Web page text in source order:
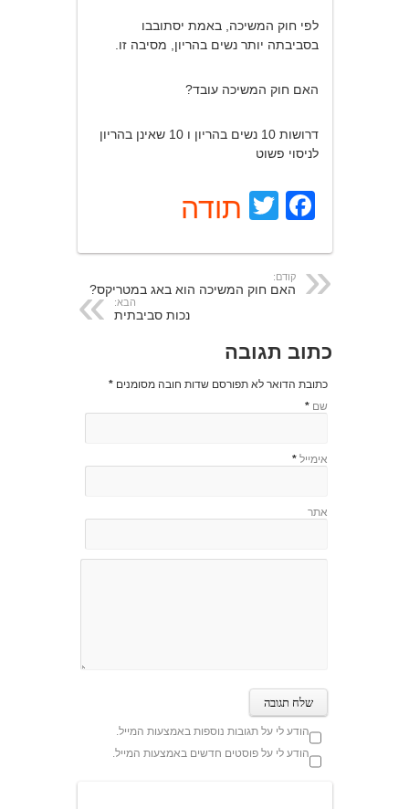
לפי חוק המשיכה, באמת יסתובבו
בסביבתה יותר נשים בהריון, מסיבה זו.
האם חוק המשיכה עובד?
דרושות 10 נשים בהריון ו 10 שאינן בהריון
לניסוי פשוט
Facebook
Twitter
תודה
קודם:
האם חוק המשיכה הוא באג במטריקס?
הבא:
נכות סביבתית
כתוב תגובה
כתובת הדואר לא תפורסם שדות חובה מסומנים*
שם *
אימייל *
אתר
הודע לי על תגובות נוספות באמצעות המייל.
הודע לי על פוסטים חדשים באמצעות המייל.